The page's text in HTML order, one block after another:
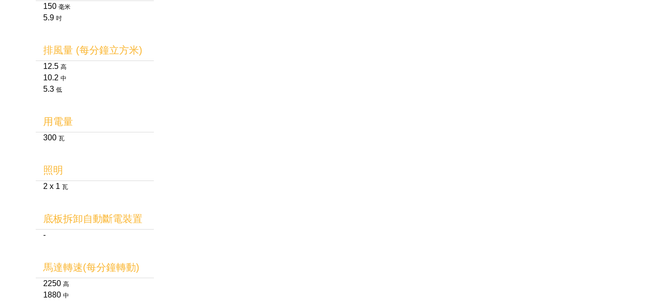
150 毫米
5.9 吋
排風量 (每分鐘立方米)
12.5 高
10.2 中
5.3 低
用電量
300 瓦
照明
2 x 1 瓦
底板拆卸自動斷電裝置
-
馬達轉速(每分鐘轉動)
2250 高
1880 中